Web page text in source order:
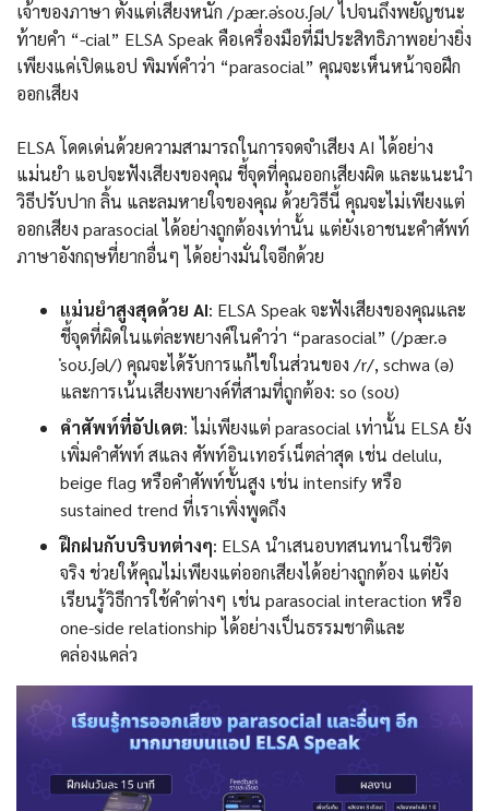
เจ้าของภาษา ตั้งแต่เสียงหนัก /ˌpær.əˈsoʊ.ʃəl/ ไปจนถึงพยัญชนะ
ท้ายคำ “-cial” ELSA Speak คือเครื่องมือที่มีประสิทธิภาพอย่างยิ่ง
เพียงแค่เปิดแอป พิมพ์คำว่า “parasocial” คุณจะเห็นหน้าจอฝึก
ออกเสียง
ELSA โดดเด่นด้วยความสามารถในการจดจำเสียง AI ได้อย่าง
แม่นยำ แอปจะฟังเสียงของคุณ ชี้จุดที่คุณออกเสียงผิด และแนะนำ
วิธีปรับปาก ลิ้น และลมหายใจของคุณ ด้วยวิธีนี้ คุณจะไม่เพียงแต่
ออกเสียง parasocial ได้อย่างถูกต้องเท่านั้น แต่ยังเอาชนะคำศัพท์
ภาษาอังกฤษที่ยากอื่นๆ ได้อย่างมั่นใจอีกด้วย
แม่นยำสูงสุดด้วย AI: ELSA Speak จะฟังเสียงของคุณและ
ชี้จุดที่ผิดในแต่ละพยางค์ในคำว่า “parasocial” (/ˌpær.ə
ˈsoʊ.ʃəl/) คุณจะได้รับการแก้ไขในส่วนของ /r/, schwa (ə)
และการเน้นเสียงพยางค์ที่สามที่ถูกต้อง: so (soʊ)
คำศัพท์ที่อัปเดต: ไม่เพียงแต่ parasocial เท่านั้น ELSA ยัง
เพิ่มคำศัพท์ สแลง ศัพท์อินเทอร์เน็ตล่าสุด เช่น delulu,
beige flag หรือคำศัพท์ขั้นสูง เช่น intensify หรือ
sustained trend ที่เราเพิ่งพูดถึง
ฝึกฝนกับบริบทต่างๆ: ELSA นำเสนอบทสนทนาในชีวิต
จริง ช่วยให้คุณไม่เพียงแต่ออกเสียงได้อย่างถูกต้อง แต่ยัง
เรียนรู้วิธีการใช้คำต่างๆ เช่น parasocial interaction หรือ
one-side relationship ได้อย่างเป็นธรรมชาติและ
คล่องแคล่ว